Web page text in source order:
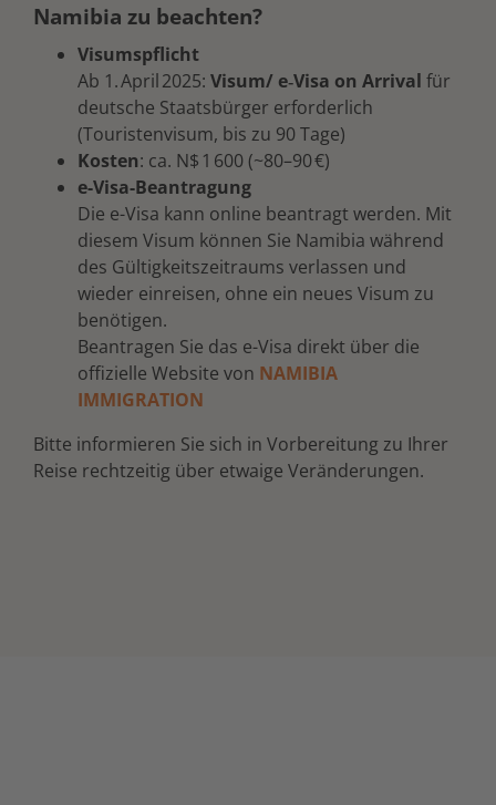
Namibia zu beachten?
Visumspflicht
Ab 1.April2025: Visum/ e‑Visa on Arrival für
deutsche Staatsbürger erforderlich
(Touristenvisum, bis zu 90 Tage)
Kosten: ca. N$ 1 600 (~80–90€)
e-Visa-Beantragung
Die e-Visa kann online beantragt werden. Mit
diesem Visum können Sie Namibia während
des Gültigkeitszeitraums verlassen und
wieder einreisen, ohne ein neues Visum zu
benötigen.
Beantragen Sie das e-Visa direkt über die
offizielle Website von NAMIBIA
IMMIGRATION
Bitte informieren Sie sich in Vorbereitung zu Ihrer
Reise rechtzeitig über etwaige Veränderungen.